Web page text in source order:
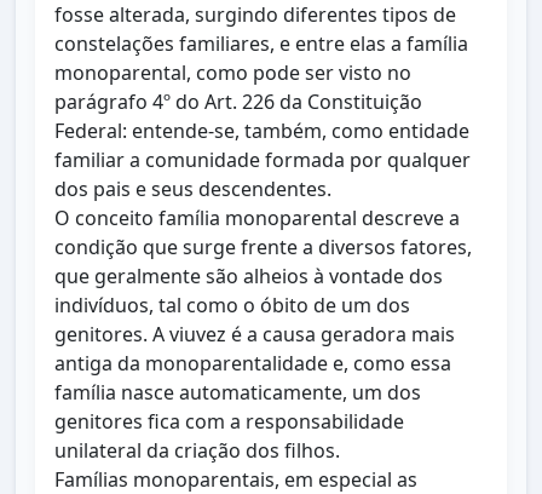
fosse alterada, surgindo diferentes tipos de
constelações familiares, e entre elas a família
monoparental, como pode ser visto no
parágrafo 4º do Art. 226 da Constituição
Federal: entende-se, também, como entidade
familiar a comunidade formada por qualquer
dos pais e seus descendentes.
O conceito família monoparental descreve a
condição que surge frente a diversos fatores,
que geralmente são alheios à vontade dos
indivíduos, tal como o óbito de um dos
genitores. A viuvez é a causa geradora mais
antiga da monoparentalidade e, como essa
família nasce automaticamente, um dos
genitores fica com a responsabilidade
unilateral da criação dos filhos.
Famílias monoparentais, em especial as